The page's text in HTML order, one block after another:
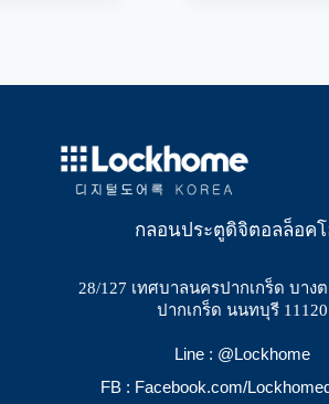
กลอนประตูดิจิตอลล็อค
28/127 เทศบาลนครปากเกร็ด บาง
ปากเกร็ด นนทบุรี 11120
Line : @Lockhome
FB : Facebook.com/